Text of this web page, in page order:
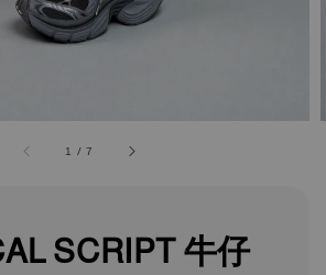
1 /7
SCRIPT 牛仔